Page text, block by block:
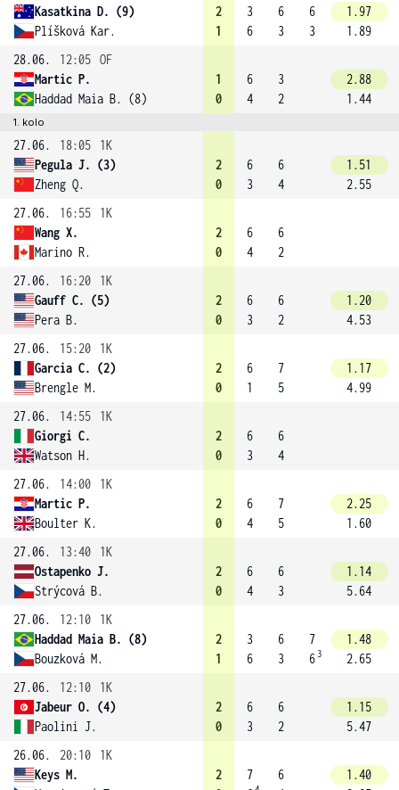
Kasatkina D. (9)
Plíšková Kar.
2
1
3
6
6
3
6
3
1.97
1.89
28.06.
12:05 OF
Martic P.
Haddad Maia B. (8)
1
0
6
4
3
2
2.88
1.44
1. kolo
27.06. 18:05
1K
Pegula J. (3)
Zheng Q.
2
0
6
3
6
4
1.51
2.55
27.06.
16:55
1K
Wang X.
Marino R.
2
0
6
4
6
2
27.06.
16:20
1K
Gauff C. (5)
Pera B.
2
0
6
3
6
2
1.20
4.53
27.06.
15:20
1K
Garcia C. (2)
Brengle M.
2
0
6
1
7
5
1.17
4.99
27.06.
14:55
1K
Giorgi C.
Watson H.
2
0
6
3
6
4
27.06.
14:00
1K
Martic P.
Boulter K.
2
0
6
4
7
5
2.25
1.60
27.06.
13:40
1K
Ostapenko J.
Strýcová B.
2
0
6
4
6
3
1.14
5.64
27.06.
12:10
1K
Haddad Maia B. (8)
Bouzková M.
2
1
3
6
6
3
7
6 3
1.48
2.65
27.06.
12:10
1K
Jabeur O. (4)
Paolini J.
2
0
6
3
6
2
1.15
5.47
26.06.
20:10
1K
Keys M.
2
7
6
1.40